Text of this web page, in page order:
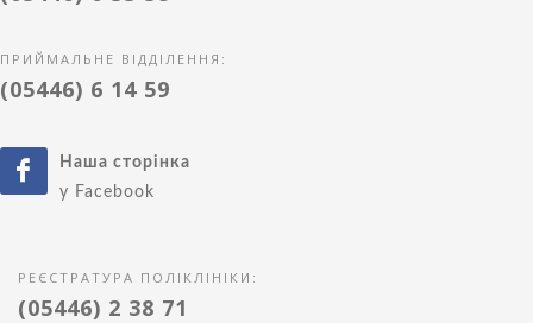
ПРИЙМАЛЬНЕ ВІДДІЛЕННЯ:
(05446) 6 14 59
Наша сторінка
у Facebook
РЕЄСТРАТУРА ПОЛІКЛІНІКИ:
(05446) 2 38 71